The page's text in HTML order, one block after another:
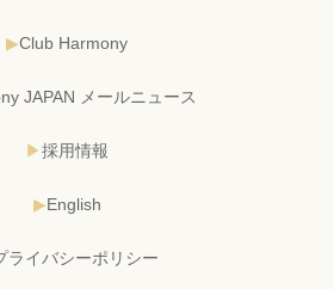
Club Harmony
JAPAN メールニュース
採用情報
English
ライバシーポリシー